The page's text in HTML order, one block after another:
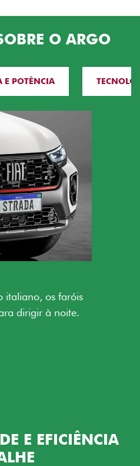
O ARGO
E POTÊNCIA
LUGARES E 4
na Fiat Strada,
E EFICIÊNCIA